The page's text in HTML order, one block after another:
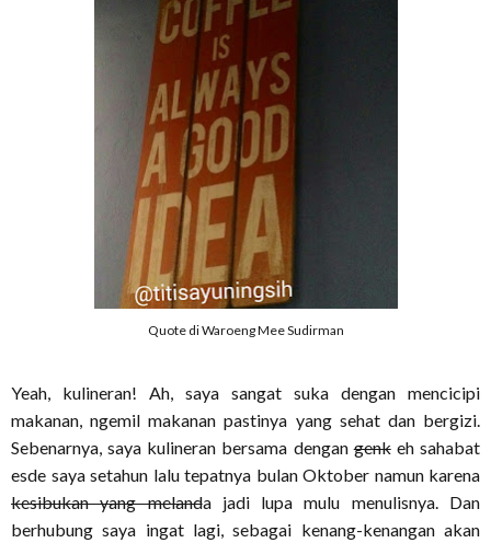
Quote di Waroeng Mee Sudirman
Yeah, kulineran! Ah, saya sangat suka dengan mencicipi
makanan, ngemil makanan pastinya yang sehat dan bergizi.
Sebenarnya, saya kulineran bersama dengangenkeh sahabat
esde saya setahun lalu tepatnya bulan Oktober namun karena
kesibukan yang melanda jadi lupa mulu menulisnya. Dan
berhubung saya ingat lagi, sebagai kenang-kenangan akan